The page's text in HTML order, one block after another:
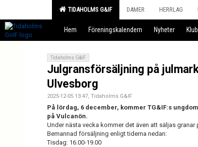
TIDAHOLMS G&IF DAMER HERRLAG
Hem Föreningskalendern Nyheter
Tidaholms G&IF
Julgransförsäljning på
Ulvesborg
2025-12-05 13:47, Tidaholms G&IF
På lördag, 6 december, kommer TG&IF:s
på Vulcanön.
Under nästa vecka kommer det även att säljas granar
Bemannad försäljning enligt tiderna nedan:
Tisdag: 16.00-19.00